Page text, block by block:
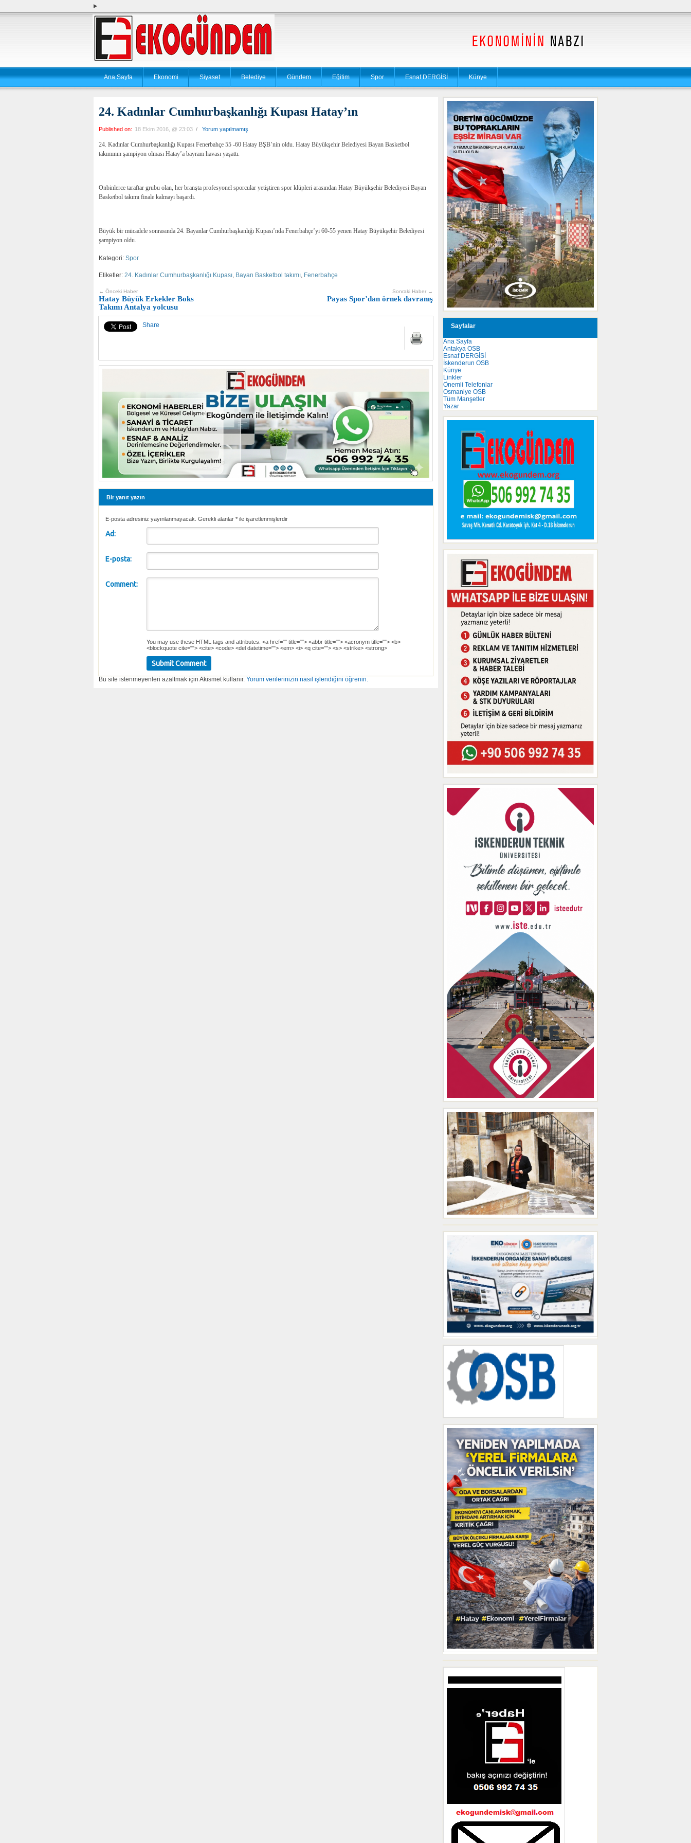
Ana Sayfa Ekonomi Siyaset Belediye Gündem Eğitim Spor Esnaf DERGİSİ Künye
24. Kadınlar Cumhurbaşkanlığı Kupası Hatay’ın
Published on: 18 Ekim 2016, @ 23:03 / Yorum yapılmamış
24. Kadınlar Cumhurbaşkanlığı Kupası Fenerbahçe 55 -60 Hatay BŞB’nin oldu. Hatay Büyükşehir Belediyesi Bayan Basketbol
takımının şampiyon olması Hatay’a bayram havası yaşattı.
Onbinlerce taraftar grubu olan, her branşta profesyonel sporcular yetiştiren spor klüpleri arasından Hatay Büyükşehir Belediyesi Bayan
Basketbol takımı finale kalmayı başardı.
Büyük bir mücadele sonrasında 24. Bayanlar Cumhurbaşkanlığı Kupası’nda Fenerbahçe’yi 60-55 yenen Hatay Büyükşehir Belediyesi
şampiyon oldu.
Kategori: Spor
Etiketler: 24. Kadınlar Cumhurbaşkanlığı Kupası, Bayan Basketbol takımı, Fenerbahçe
Sonraki Haber →
Payas Spor’dan örnek davranış
← Önceki Haber
Hatay Büyük Erkekler Boks
Takımı Antalya yolcusu
Share
Bir yanıt yazın
E-posta adresiniz yayınlanmayacak. Gerekli alanlar * ile işaretlenmişlerdir
Ad:
E-posta:
Comment:
You may use these HTML tags and attributes: <a href="" title=""> <abbr title=""> <acronym title=""> <b>
<blockquote cite=""> <cite> <code> <del datetime=""> <em> <i> <q cite=""> <s> <strike> <strong>
Bu site istenmeyenleri azaltmak için Akismet kullanır. Yorum verilerinizin nasıl işlendiğini öğrenin.
Sayfalar
Ana Sayfa
Antakya OSB
Esnaf DERGİSİ
İskenderun OSB
Künye
Linkler
Önemli Telefonlar
Osmaniye OSB
Tüm Manşetler
Yazar